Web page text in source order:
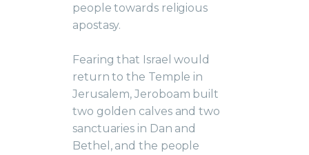
people towards religious
apostasy.
Fearing that Israel would
return to the Temple in
Jerusalem, Jeroboam built
two golden calves and two
sanctuaries in Dan and
Bethel, and the people